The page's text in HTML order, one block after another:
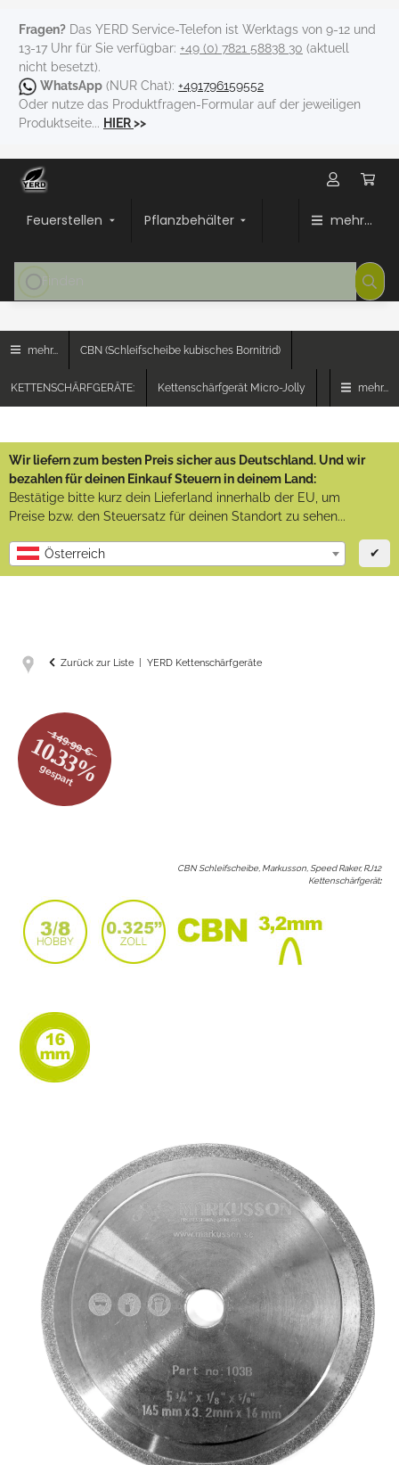
Fragen? Das YERD Service-Telefon ist Werktags von 9-12 und
13-17 Uhr für Sie verfügbar: +49 (0) 7821 58838 30 (aktuell
nicht besetzt).
WhatsApp (NUR Chat): +491796159552
Oder nutze das Produktfragen-Formular auf der jeweiligen
Produktseite... HIER>>
Feuerstellen Pflanzbehälter mehr...
CBN (Schleifscheibe kubisches Bornitrid)
mehr...
KETTENSCHÄRFGERÄTE: Kettenschärfgerät Micro-Jolly mehr...
Wir liefern zum besten Preis sicher aus Deutschland. Und wir
bezahlen für deinen Einkauf Steuern in deinem Land:
Bestätige bitte kurz dein Lieferland innerhalb der EU, um
Preise bzw. den Steuersatz für deinen Standort zu sehen...
Österreich ✔
Zurück zur Liste YERD Kettenschärfgeräte
149.99 €
10.33%
gespart
CBN Schleifscheibe, Markusson, Speed Raker, RJ12
Kettenschärfgerät: